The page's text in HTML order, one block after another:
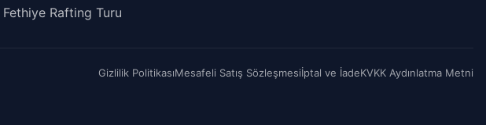
Fethiye Rafting Turu
Gizlilik PolitikasıMesafeli Satış Sözleşmesiİptal ve İadeKVKK Aydınlatma Metni